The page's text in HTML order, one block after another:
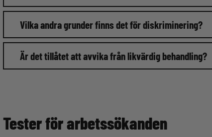
Vilka andra grunder finns det för diskriminering?
Är det tillåtet att avvika från likvärdig behandling?
Tester för arbetssökanden